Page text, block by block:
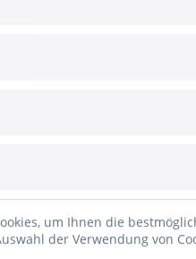
angesehen
um Ihnen die
der Verwendung von